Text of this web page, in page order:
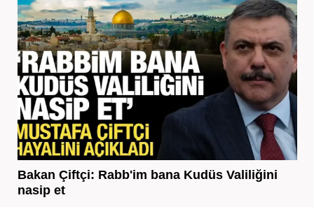
Bakan Çiftçi: Rabb'im bana Kudüs Valiliğini
nasip et